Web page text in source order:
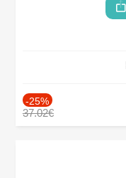
-25%
37.02€